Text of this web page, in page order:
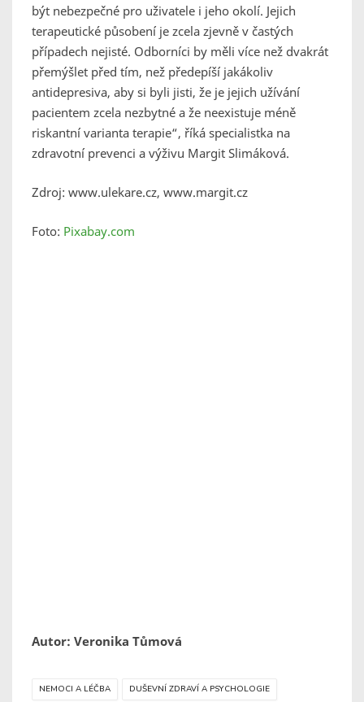
být nebezpečné pro uživatele i jeho okolí. Jejich
terapeutické působení je zcela zjevně v častých
případech nejisté. Odborníci by měli více než dvakrát
přemýšlet před tím, než předepíší jakákoliv
antidepresiva, aby si byli jisti, že je jejich užívání
pacientem zcela nezbytné a že neexistuje méně
riskantní varianta terapie“, říká specialistka na
zdravotní prevenci a výživu Margit Slimáková.
Zdroj: www.ulekare.cz, www.margit.cz
Foto: Pixabay.com
Autor: Veronika Tůmová
NEMOCI A LÉČBA DUŠEVNÍ ZDRAVÍ A PSYCHOLOGIE